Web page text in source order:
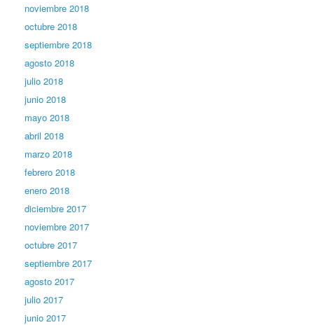
noviembre 2018
octubre 2018
septiembre 2018
agosto 2018
julio 2018
junio 2018
mayo 2018
abril 2018
marzo 2018
febrero 2018
enero 2018
diciembre 2017
noviembre 2017
octubre 2017
septiembre 2017
agosto 2017
julio 2017
junio 2017